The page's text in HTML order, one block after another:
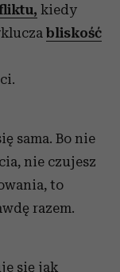
kiedy
bliskość
sama. Bo nie
nie czujesz
to
razem.
się jak